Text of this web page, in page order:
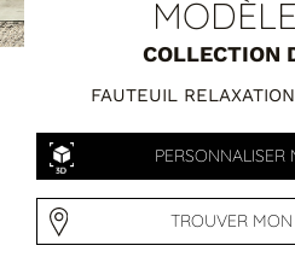
PAR STYLE
Classique
Contemporain
Industriel
COLLECTION
FAUTEUIL
PERSONNALISER
TROUVER